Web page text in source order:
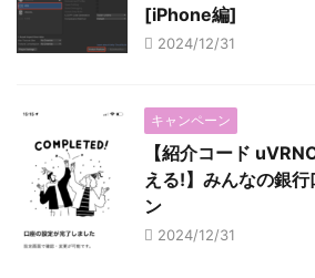
[iPhone編]
2024/12/31
キャンペーン
【紹介コード
える!】みんなの銀
ン
2024/12/31